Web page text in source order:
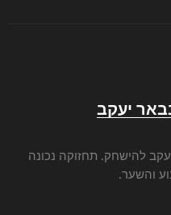
יעקב
להישחק. תחזוקה נכונה
והשער.